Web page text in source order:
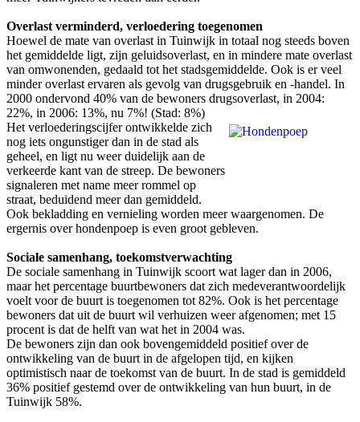
Overlast verminderd, verloedering toegenomen
Hoewel de mate van overlast in Tuinwijk in totaal nog steeds boven
het gemiddelde ligt, zijn geluidsoverlast, en in mindere mate overlast
van omwonenden, gedaald tot het stadsgemiddelde. Ook is er veel
minder overlast ervaren als gevolg van drugsgebruik en -handel. In
2000 ondervond 40% van de bewoners drugsoverlast, in 2004:
22%, in 2006: 13%, nu 7%! (Stad: 8%)
Het verloederingscijfer ontwikkelde zich
nog iets ongunstiger dan in de stad als
geheel, en ligt nu weer duidelijk aan de
verkeerde kant van de streep. De bewoners
signaleren met name meer rommel op
straat, beduidend meer dan gemiddeld.
Ook bekladding en vernieling worden meer waargenomen. De
ergernis over hondenpoep is even groot gebleven.
Sociale samenhang, toekomstverwachting
De sociale samenhang in Tuinwijk scoort wat lager dan in 2006,
maar het percentage buurtbewoners dat zich medeverantwoordelijk
voelt voor de buurt is toegenomen tot 82%. Ook is het percentage
bewoners dat uit de buurt wil verhuizen weer afgenomen; met 15
procent is dat de helft van wat het in 2004 was.
De bewoners zijn dan ook bovengemiddeld positief over de
ontwikkeling van de buurt in de afgelopen tijd, en kijken
optimistisch naar de toekomst van de buurt. In de stad is gemiddeld
36% positief gestemd over de ontwikkeling van hun buurt, in de
Tuinwijk 58%.